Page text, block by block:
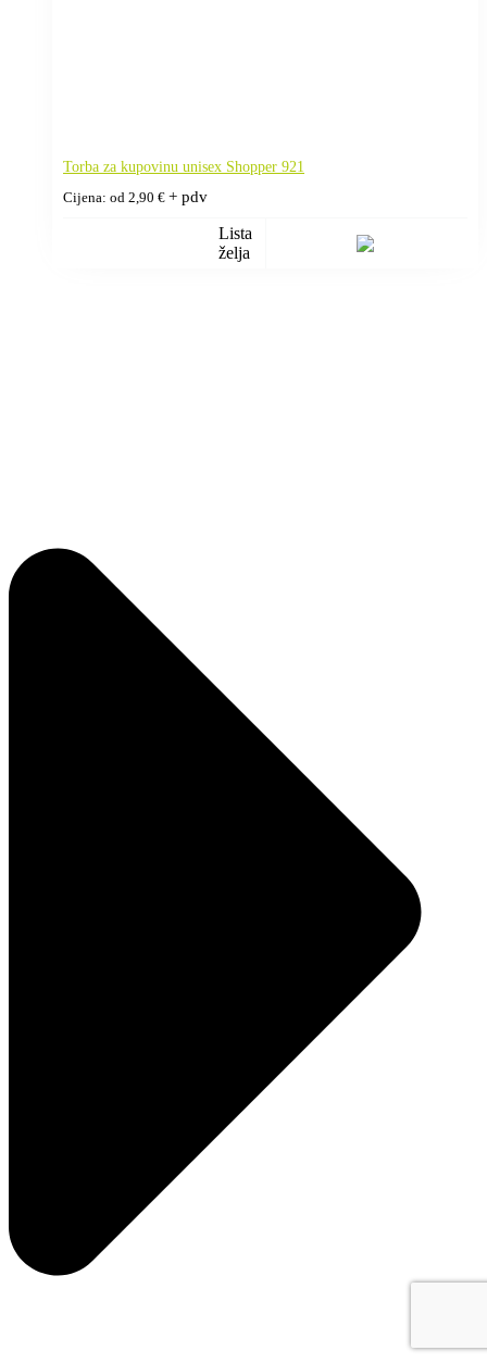
Torba za kupovinu unisex Shopper 921
Cijena: od 2,90 € + pdv
Lista
želja